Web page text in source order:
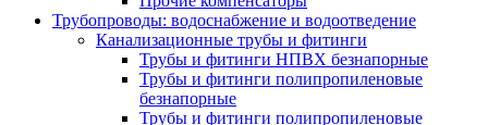
Трубопроводы: водоснабжение и водоотведение
Канализационные трубы и фитинги
Трубы и фитинги НПВХ безнапорные
Трубы и фитинги полипропиленовые
безнапорные
Трубы и фитинги полипропиленовые